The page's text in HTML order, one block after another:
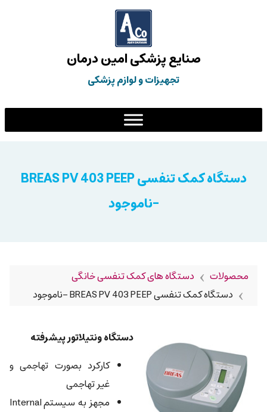
صنایع پزشکی امین درمان
تجهیزات و لوازم پزشکی
دستگاه کمک تنفسی BREAS PV 403 PEEP
-ناموجود
محصولات
دستگاه های کمک تنفسی خانگی
دستگاه کمک تنفسی BREAS PV 403 PEEP -ناموجود
دستگاه ونتيلاتور پيشرفته
کارکرد بصورت تهاجمی و
غير تهاجمی
مجهز به سيستم Internal